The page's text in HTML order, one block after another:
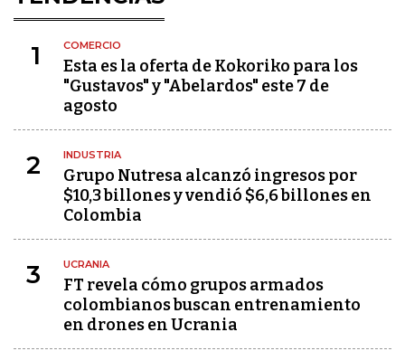
1 COMERCIO
Esta es la oferta de Kokoriko para los
"Gustavos" y "Abelardos" este 7 de
agosto
2 INDUSTRIA
Grupo Nutresa alcanzó ingresos por
$10,3 billones y vendió $6,6 billones en
Colombia
3 UCRANIA
FT revela cómo grupos armados
colombianos buscan entrenamiento
en drones en Ucrania